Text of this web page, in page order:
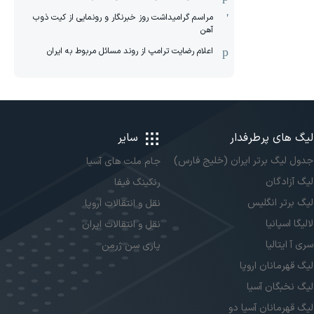
مراسم گرامیداشت روز خبرنگار و رونمایی از کیت ذوب
آهن
اعلام رضایت ترامپ از روند مسائل مربوط به ایران
لیگ های پرطرفدار
جدول لیگ برتر ایران (خلیج فارس)
لیگ آزادگان
لیگ برتر انگلیس
لالیگا اسپانیا
سری آ ایتالیا
لیگ قهرمانان اروپا
لیگ نخبگان آسیا
لیگ قهرمانان آسیا دو
سایر
جام ملت های آسیا
رنکینگ فیفا
نقل و انتقالات اروپا
نقل و انتقالات ایران
پاری سن ژرمن